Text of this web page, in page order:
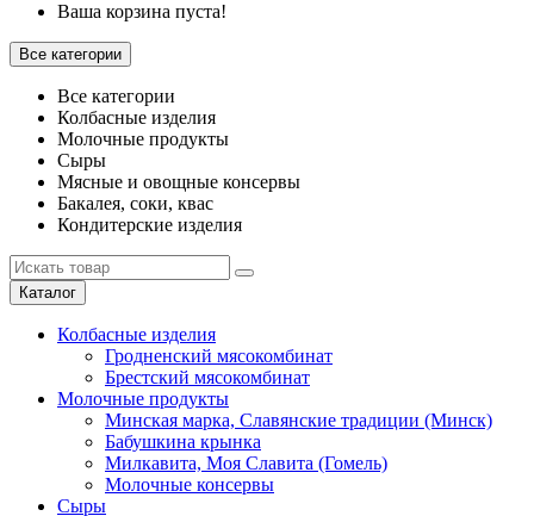
Ваша корзина пуста!
Все категории
Все категории
Колбасные изделия
Молочные продукты
Сыры
Мясные и овощные консервы
Бакалея, соки, квас
Кондитерские изделия
Каталог
Колбасные изделия
Гродненский мясокомбинат
Брестский мясокомбинат
Молочные продукты
Минская марка, Славянские традиции (Минск)
Бабушкина крынка
Милкавита, Моя Славита (Гомель)
Молочные консервы
Сыры